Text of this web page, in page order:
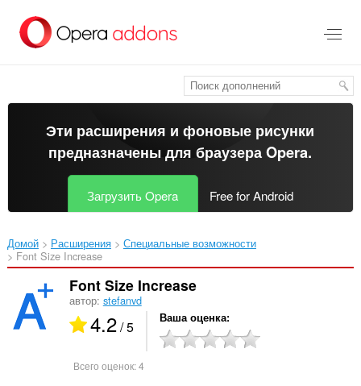
перейти
Эти расширения и фоновые рисунки
предназначены длябраузера Opera.
Загрузить Opera Free for Android
Домой Расширения
Специальные возможности
Font Size Increase‎
Font Size Increase
автор: stefanvd
4.2/ 5 Ваша оценка
Всего оценок:4